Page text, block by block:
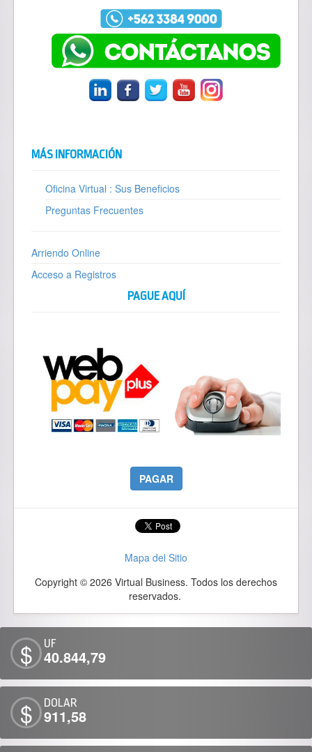
MÁS INFORMACIÓN
Oficina Virtual : Sus Beneficios
Preguntas Frecuentes
Arriendo Online
Acceso a Registros
PAGUE AQUÍ
PAGAR
Mapa del Sitio
Copyright © 2026 Virtual Business. Todos los derechos
reservados.
$ UF
40.844,79
$ DOLAR
911,58